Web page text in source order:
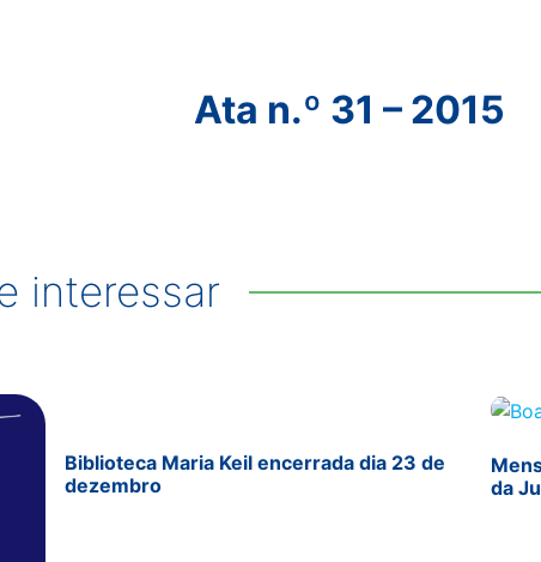
Ata n.º 31 – 2015
interessar
Biblioteca Maria Keil encerrada dia 23 de
dezembro
da